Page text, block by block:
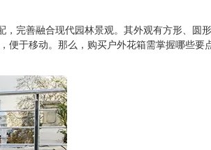
完善融合现代园林景观。其外观有方形、圆
于移动。那么，购买户外花箱需掌握哪些要